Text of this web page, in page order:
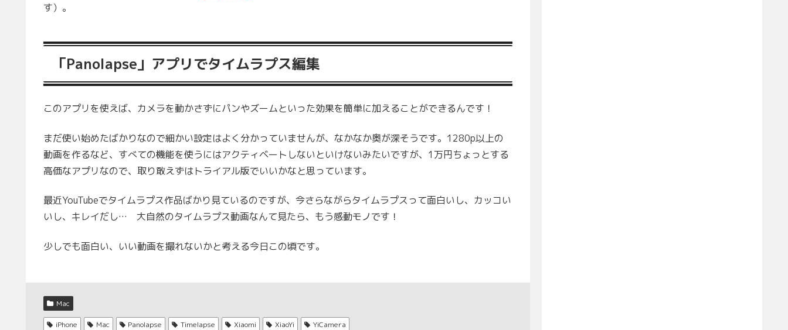
す）。
「Panolapse」アプリでタイムラプス編集
このアプリを使えば、カメラを動かさずにパンやズームといった効果を簡単に加えることができるんです！
まだ使い始めたばかりなので細かい設定はよく分かっていませんが、なかなか奥が深そうです。1280p以上の
動画を作るなど、すべての機能を使うにはアクティベートしないといけないみたいですが、1万円ちょっとする
高価なアプリなので、取り敢えずはトライアル版でいいかなと思っています。
最近YouTubeでタイムラプス作品ばかり見ているのですが、今さらながらタイムラプスって面白いし、カッコい
いし、キレイだし… 大自然のタイムラプス動画なんて見たら、もう感動モノです！
少しでも面白い、いい動画を撮れないかと考える今日この頃です。
Mac
iPhone Mac Panolapse Timelapse Xiaomi XiaoYi YiCamera